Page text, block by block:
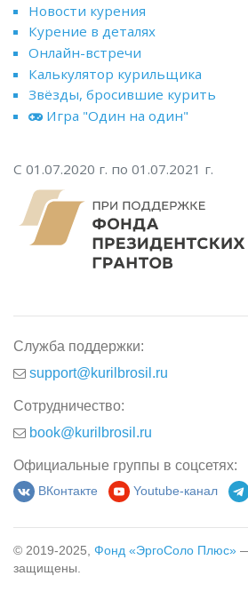
Новости курения
Курение в деталях
Онлайн-встречи
Калькулятор курильщика
Звёзды, бросившие курить
Игра "Один на один"
С 01.07.2020 г. по 01.07.2021 г.
Служба поддержки:
support@kurilbrosil.ru
Сотрудничество:
book@kurilbrosil.ru
Официальные группы в соцсетях:
ВКонтакте Youtube-канал
© 2019-2025, Фонд «ЭргоСоло Плюс»
защищены.